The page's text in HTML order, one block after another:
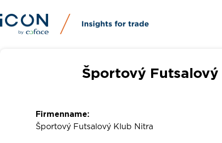
Športový
Firmenname:
Športový Futsalový Klub Nitra